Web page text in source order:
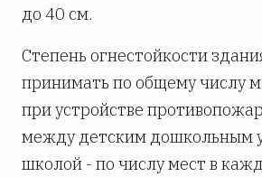
до 40 см.
Степень огнестойкости
принимать по общему числу
при устройстве
между детским дошкольным
школой - по числу мест в